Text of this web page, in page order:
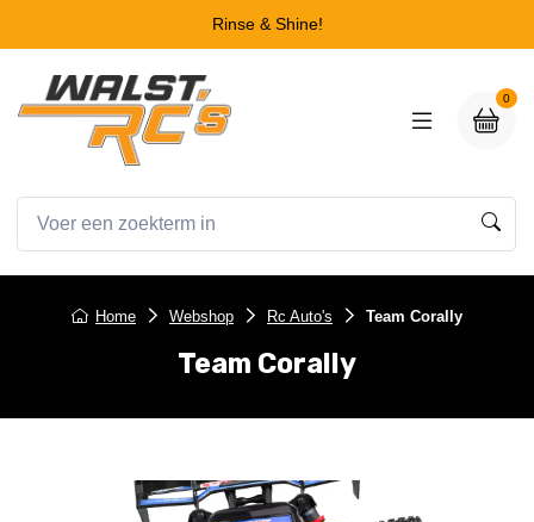
Rinse & Shine!
0
Home Webshop Rc Auto's Team Corally
Team Corally